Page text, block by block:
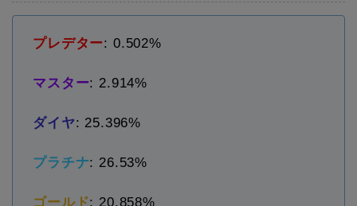
プレデター: 0.502%
マスター: 2.914%
ダイヤ: 25.396%
プラチナ: 26.53%
ゴールド: 20.858%